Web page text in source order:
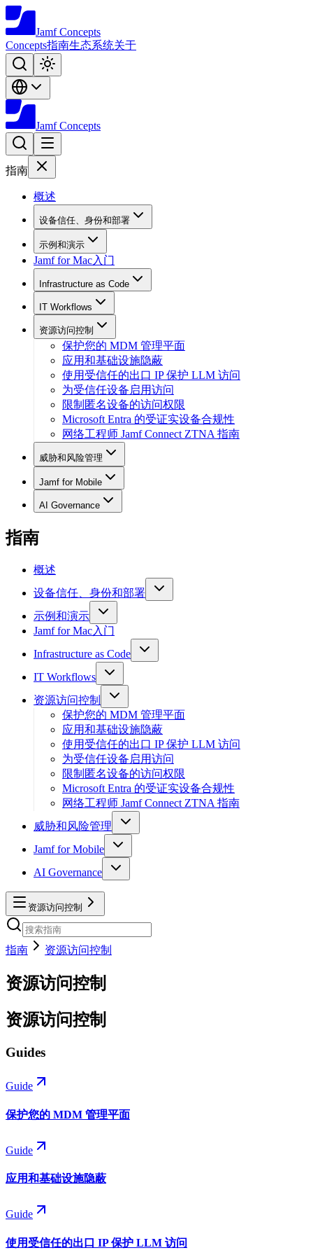
Jamf Concepts
Concepts指南生态系统关于
Jamf Concepts
指南
概述
设备信任、身份和部署
示例和演示
Jamf for Mac入门
Infrastructure as Code
IT Workflows
资源访问控制
保护您的 MDM 管理平面
应用和基础设施隐蔽
使用受信任的出口 IP 保护 LLM 访问
为受信任设备启用访问
限制匿名设备的访问权限
Microsoft Entra 的受证实设备合规性
网络工程师 Jamf Connect ZTNA 指南
威胁和风险管理
Jamf for Mobile
AI Governance
指南
概述
设备信任、身份和部署
示例和演示
Jamf for Mac入门
Infrastructure as Code
IT Workflows
资源访问控制
保护您的 MDM 管理平面
应用和基础设施隐蔽
使用受信任的出口 IP 保护 LLM 访问
为受信任设备启用访问
限制匿名设备的访问权限
Microsoft Entra 的受证实设备合规性
网络工程师 Jamf Connect ZTNA 指南
威胁和风险管理
Jamf for Mobile
AI Governance
资源访问控制
指南 资源访问控制
资源访问控制
资源访问控制
Guides
Guide
保护您的 MDM 管理平面
Guide
应用和基础设施隐蔽
Guide
使用受信任的出口 IP 保护 LLM 访问